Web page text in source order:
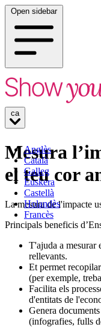
Open sidebar
ca
Anglès
Català
Galleg
Euskera
Castellà
Holandès
Francès
Mesura
el teu cor
La mesura de l'impacte
Principals beneficis
T'ajuda a mesurar
rellevants.
Et permet
(per exemple,
Facilita els
d'entitats de
Genera
(infografies, fulls